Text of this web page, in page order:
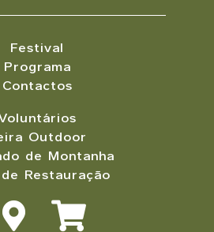
Festival
Programa
Contactos
Outdoor
de Montanha
Restauração